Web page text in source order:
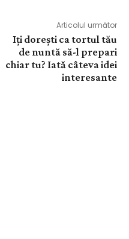
Articolul următor
Iți dorești ca tortul tău
de nuntă să-l prepari
chiar tu? Iată câteva idei
interesante